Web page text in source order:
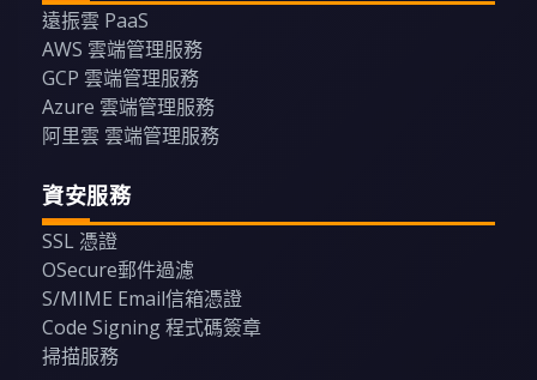
遠振雲 PaaS
AWS 雲端管理服務
GCP 雲端管理服務
Azure 雲端管理服務
阿里雲 雲端管理服務
資安服務
SSL 憑證
OSecure郵件過濾
S/MIME Email信箱憑證
Code Signing 程式碼簽章
掃描服務